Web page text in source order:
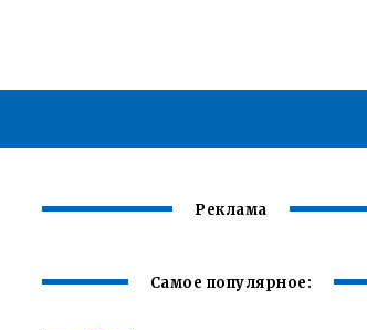
Реклама
Самое популярное: